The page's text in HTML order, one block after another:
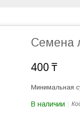
Семена
400 ₸
Минимальная
В наличии